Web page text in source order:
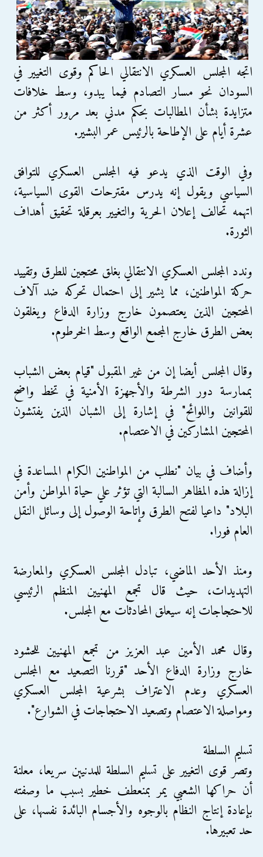
اتجه المجلس العسكري الانتقالي الحاكم وقوى التغيير في
السودان نحو مسار التصادم فيما يبدو، وسط خلافات
متزايدة بشأن المطالبات بحكم مدني بعد مرور أكثر من
عشرة أيام على الإطاحة بالرئيس عمر البشير.
وفي الوقت الذي يدعو فيه المجلس العسكري للتوافق
السياسي ويقول إنه يدرس مقترحات القوى السياسية،
اتهمه تحالف إعلان الحرية والتغيير بعرقلة تحقيق أهداف
الثورة.
وندد المجلس العسكري الانتقالي بغلق محتجين للطرق وتقييد
حركة المواطنين، مما يشير إلى احتمال تحركه ضد آلاف
المحتجين الذين يعتصمون خارج وزارة الدفاع ويغلقون
بعض الطرق خارج المجمع الواقع وسط الخرطوم.
وقال المجلس أيضا إن من غير المقبول "قيام بعض الشباب
بممارسة دور الشرطة والأجهزة الأمنية في تخط واضح
للقوانين واللوائح" في إشارة إلى الشبان الذين يفتشون
المحتجين المشاركين في الاعتصام.
وأضاف في بيان "نطلب من المواطنين الكرام المساعدة في
إزالة هذه المظاهر السالبة التي تؤثر علي حياة المواطن وأمن
البلاد" داعيا لفتح الطرق وإتاحة الوصول إلى وسائل النقل
العام فورا.
ومنذ الأحد الماضي، تبادل المجلس العسكري والمعارضة
التهديدات، حيث قال تجمع المهنيين المنظم الرئيسي
للاحتجاجات إنه سيعلق المحادثات مع المجلس.
وقال محمد الأمين عبد العزيز من تجمع المهنيين للحشود
خارج وزارة الدفاع الأحد "قررنا التصعيد مع المجلس
العسكري وعدم الاعتراف بشرعية المجلس العسكري
ومواصلة الاعتصام وتصعيد الاحتجاجات في الشوارع".
تسليم السلطة
وتصر قوى التغيير على تسليم السلطة للمدنيين سريعا، معلنة
أن حراكها الشعبي يمر بمنعطف خطير بسبب ما وصفته
بإعادة إنتاج النظام بالوجوه والأجسام البائدة نفسها، على
حد تعبيرها.